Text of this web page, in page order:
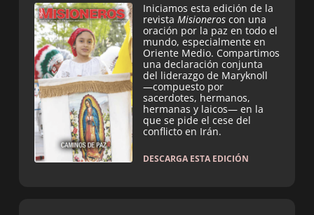
Iniciamos esta edición de la
revista Misioneros con una
oración por la paz en todo el
mundo, especialmente en
Oriente Medio. Compartimos
una declaración conjunta
del liderazgo de Maryknoll
—compuesto por
sacerdotes, hermanos,
hermanas y laicos— en la
que se pide el cese del
conflicto en Irán.
DESCARGA ESTA EDICIÓN